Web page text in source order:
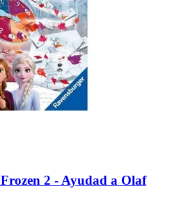
Frozen 2 -​ Ayudad a Olaf